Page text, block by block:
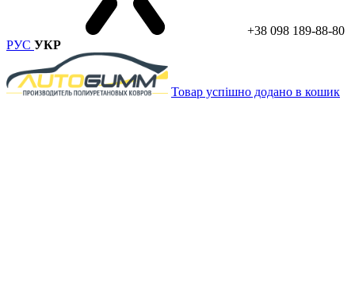
+38 098 189-88-80
РУС УКР
Товар успішно додано в кошик